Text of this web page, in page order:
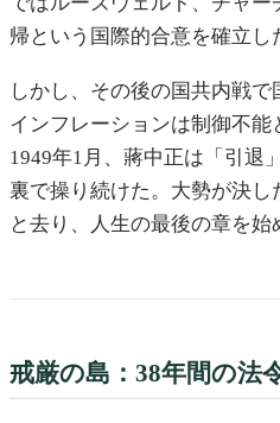
帰という国際的合意を確立し
しかし、その後の国共内戦で
インフレーションは制御不能
1949年1月、蔣中正は「引退
裏で操り続けた。大勢が決
と去り、人生の最後の章を始
戒厳の島：38年間の法